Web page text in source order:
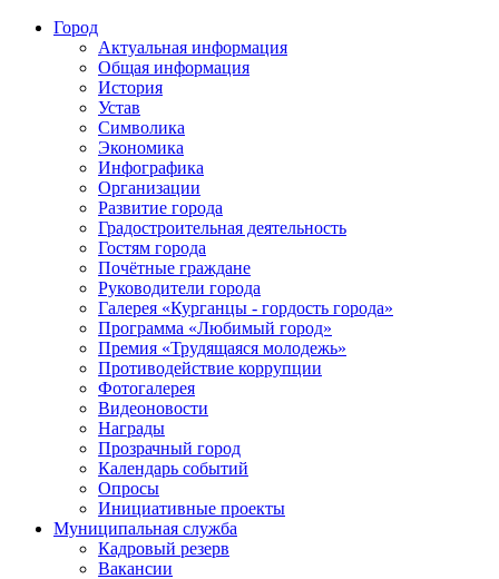
Город
Актуальная информация
Общая информация
История
Устав
Символика
Экономика
Инфографика
Организации
Развитие города
Градостроительная деятельность
Гостям города
Почётные граждане
Руководители города
Галерея «Курганцы - гордость города»
Программа «Любимый город»
Премия «Трудящаяся молодежь»
Противодействие коррупции
Фотогалерея
Видеоновости
Награды
Прозрачный город
Календарь событий
Опросы
Инициативные проекты
Муниципальная служба
Кадровый резерв
Вакансии